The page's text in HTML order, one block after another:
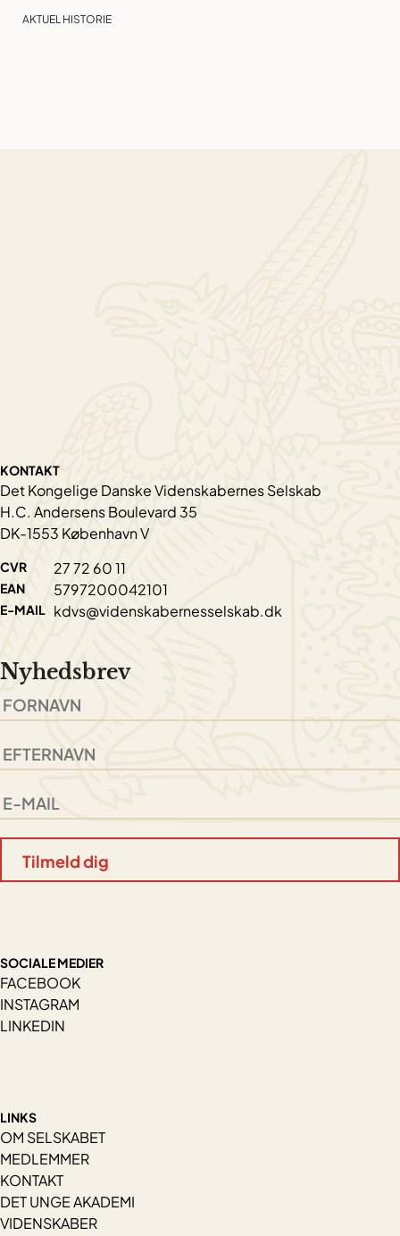
AKTUEL HISTORIE
KONTAKT
Det Kongelige Danske Videnskabernes Selskab
H.C. Andersens Boulevard 35
DK-1553 København V
CVR 27 72 60 11
EAN 5797200042101
E-MAIL kdvs@videnskabernesselskab.dk
Nyhedsbrev
SOCIALE MEDIER
FACEBOOK
INSTAGRAM
LINKEDIN
LINKS
OM SELSKABET
MEDLEMMER
KONTAKT
DET UNGE AKADEMI
VIDENSKABER